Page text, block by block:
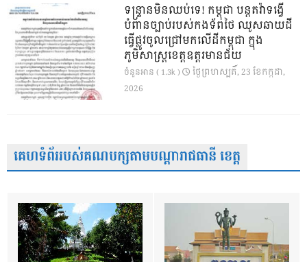
ទន្ទ្រានមិនឈប់ទេ! កម្ពុជា បន្តតវ៉ាទង្វើ
បំពានច្បាប់របស់កងទ័ពថៃ ឈូសឆាយដី
ធ្វើផ្លូវចូលជ្រៅមកលើដីកម្ពុជា ក្នុង
ភូមិសាស្ត្រខេត្តឧត្តរមានជ័យ
ចំនួនអាន ( 1.3k )
ថ្ងៃ​ព្រហស្បតិ៍, 23 ខែ​កក្កដា,
2026
គេហទំព័ររបស់គណបក្សតាមបណ្តារាជធានី ខេត្ត